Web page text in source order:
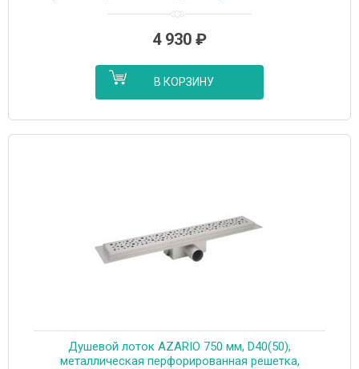
(AZT3TILE550)
4 930 ₽
В КОРЗИНУ
Душевой лоток AZARIO 750 мм, D40(50),
металлическая перфорированная решетка,